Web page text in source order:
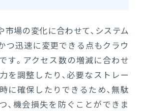
市場の変化に合わせて、システム
つ迅速に変更できる点もクラウ
す。アクセス数の増減に合わせ
を調整したり、必要なストレー
に確保したりできるため、無駄
、機会損失を防ぐことができま